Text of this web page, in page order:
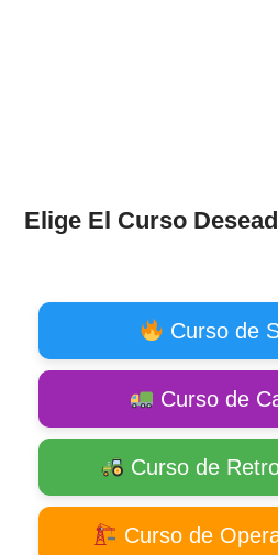
Elige El Curso
Curso de
Curso de
Curso de
Curso de